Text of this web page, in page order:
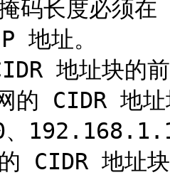
码长度必须
地址。
地址块的
网的 CIDR
CIDR 地址块